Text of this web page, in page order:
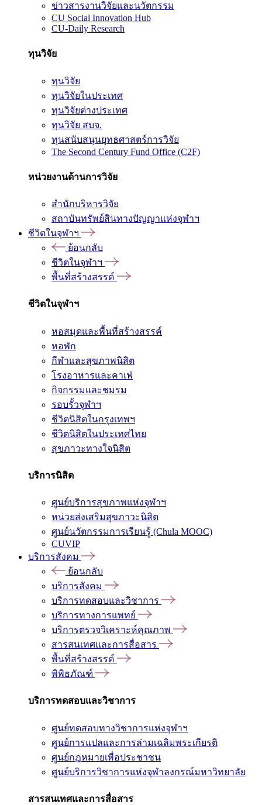
ข่าวสารงานวิจัยและนวัตกรรม
CU Social Innovation Hub
CU-Daily Research
ทุนวิจัย
ทุนวิจัย
ทุนวิจัยในประเทศ
ทุนวิจัยต่างประเทศ
ทุนวิจัย สบจ.
ทุนสนับสนุนยุทธศาสตร์การวิจัย
The Second Century Fund Office (C2F)
หน่วยงานด้านการวิจัย
สำนักบริหารวิจัย
สถาบันทรัพย์สินทางปัญญาแห่งจุฬาฯ
ชีวิตในจุฬาฯ
ย้อนกลับ
ชีวิตในจุฬาฯ
พื้นที่สร้างสรรค์
ชีวิตในจุฬาฯ
หอสมุดและพื้นที่สร้างสรรค์
หอพัก
กีฬาและสุขภาพนิสิต
โรงอาหารและคาเฟ่
กิจกรรมและชมรม
รอบรั้วจุฬาฯ
ชีวิตนิสิตในกรุงเทพฯ
ชีวิตนิสิตในประเทศไทย
สุขภาวะทางใจนิสิต
บริการนิสิต
ศูนย์บริการสุขภาพแห่งจุฬาฯ
หน่วยส่งเสริมสุขภาวะนิสิต
ศูนย์นวัตกรรมการเรียนรู้ (Chula MOOC)
CUVIP
บริการสังคม
ย้อนกลับ
บริการสังคม
บริการทดสอบและวิชาการ
บริการทางการแพทย์
บริการตรวจวิเคราะห์คุณภาพ
สารสนเทศและการสื่อสาร
พื้นที่สร้างสรรค์
พิพิธภัณฑ์
บริการทดสอบและวิชาการ
ศูนย์ทดสอบทางวิชาการแห่งจุฬาฯ
ศูนย์การแปลและการล่ามเฉลิมพระเกียรติ
ศูนย์กฎหมายเพื่อประชาชน
ศูนย์บริการวิชาการแห่งจุฬาลงกรณ์มหาวิทยาลัย
สารสนเทศและการสื่อสาร